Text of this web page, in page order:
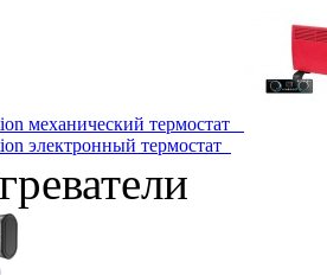
механический термостат
электронный термостат